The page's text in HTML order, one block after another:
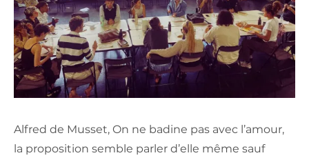
Alfred de Musset, On ne badine pas avec l’amour,
la proposition semble parler d’elle même sauf